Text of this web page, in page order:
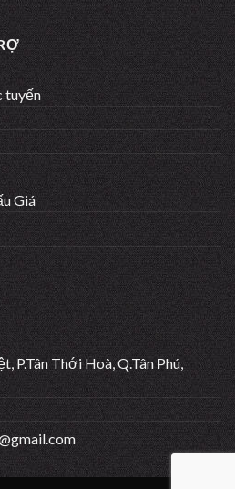
tuyến
Giá
P.Tân Thới Hoà, Q.Tân Phú,